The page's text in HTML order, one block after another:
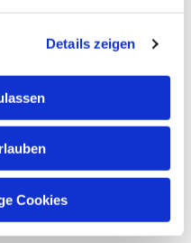
Details zeigen
Cookies
Sie auch